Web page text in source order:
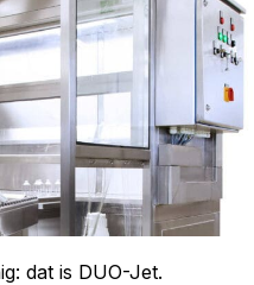
dat is DUO-Jet.